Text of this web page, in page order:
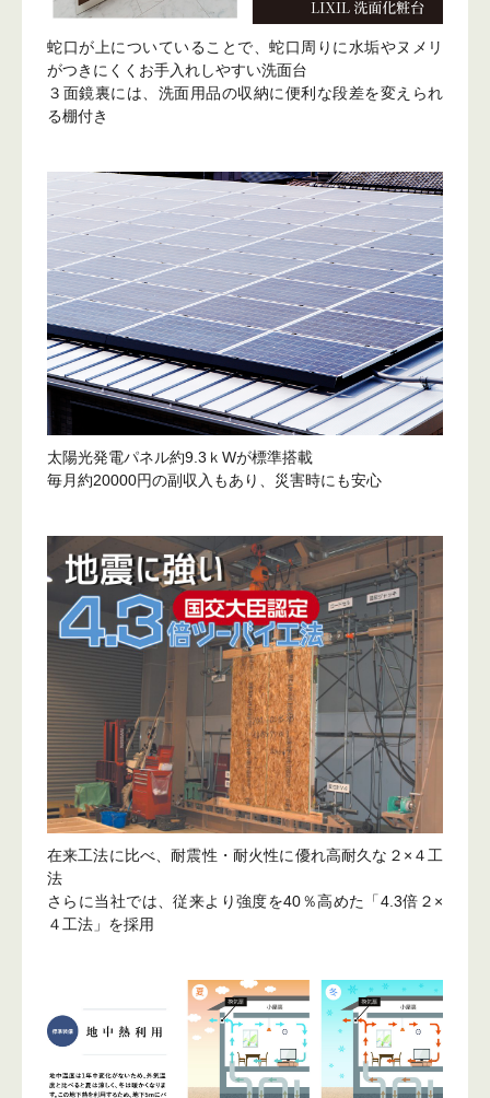
蛇口が上についていることで、蛇口周りに水垢やヌメリ
がつきにくくお手入れしやすい洗面台
３面鏡裏には、洗面用品の収納に便利な段差を変えられ
る棚付き
太陽光発電パネル約9.3ｋWが標準搭載
毎月約20000円の副収入もあり、災害時にも安心
在来工法に比べ、耐震性・耐火性に優れ高耐久な２×４工
法
さらに当社では、従来より強度を40％高めた「4.3倍２×
４工法」を採用